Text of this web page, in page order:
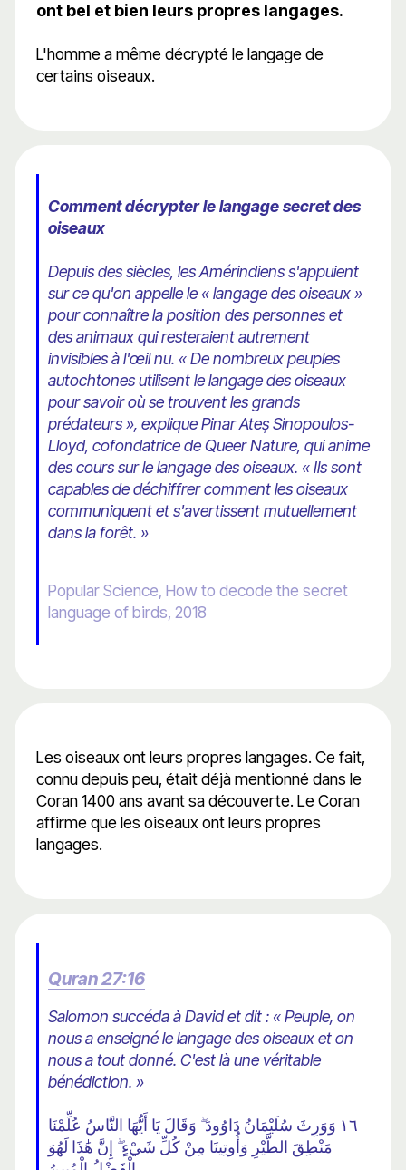
ont bel et bien leurs propres langages.
L'homme a même décrypté le langage de
certains oiseaux.
Comment décrypter le langage secret des
oiseaux
Depuis des siècles, les Amérindiens s'appuient
sur ce qu'on appelle le « langage des oiseaux »
pour connaître la position des personnes et
des animaux qui resteraient autrement
invisibles à l'œil nu. « De nombreux peuples
autochtones utilisent le langage des oiseaux
pour savoir où se trouvent les grands
prédateurs », explique Pinar Ateş Sinopoulos-
Lloyd, cofondatrice de Queer Nature, qui anime
des cours sur le langage des oiseaux. « Ils sont
capables de déchiffrer comment les oiseaux
communiquent et s'avertissent mutuellement
dans la forêt. »
Popular Science, How to decode the secret
language of birds, 2018
Les oiseaux ont leurs propres langages. Ce fait,
connu depuis peu, était déjà mentionné dans le
Coran 1400 ans avant sa découverte. Le Coran
affirme que les oiseaux ont leurs propres
langages.
Quran 27:16
Salomon succéda à David et dit : « Peuple, on
nous a enseigné le langage des oiseaux et on
nous a tout donné. C'est là une véritable
bénédiction. »
١٦ وَوَرِثَ سُلَيْمَانُ دَاوُودَ ۖ وَقَالَ يَا أَيُّهَا النَّاسُ عُلِّمْنَا
مَنْطِقَ الطَّيْرِ وَأُوتِينَا مِنْ كُلِّ شَيْءٍ ۖ إِنَّ هَٰذَا لَهُوَ